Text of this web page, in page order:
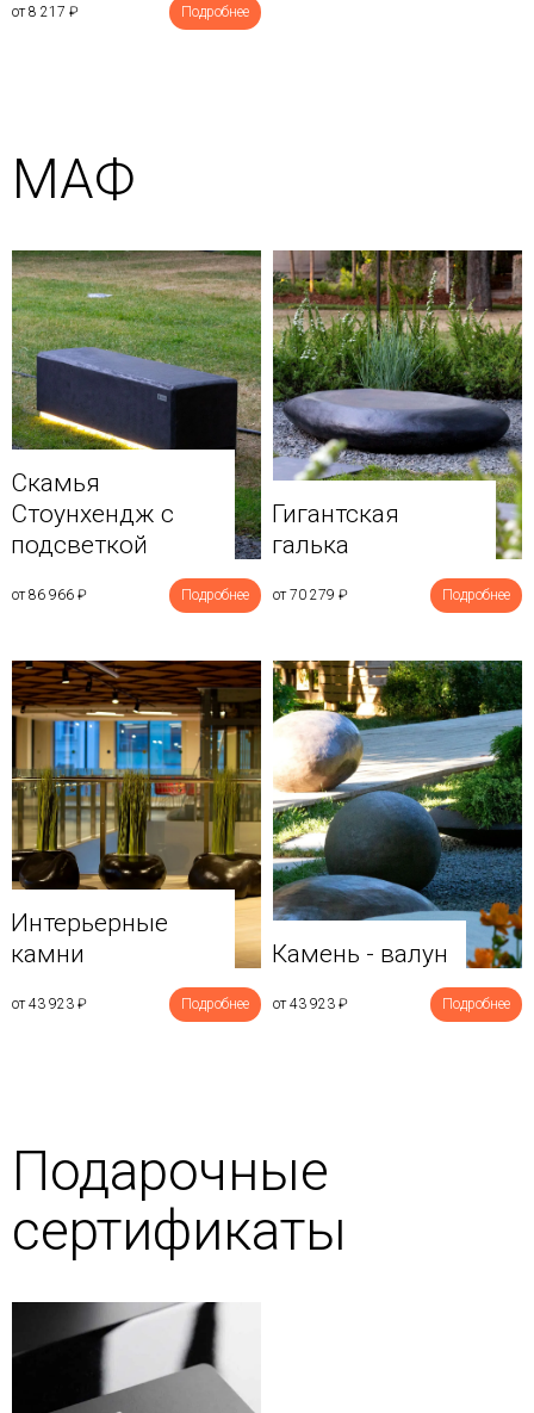
от 8 217 ₽ Подробнее
МАФ
Скамья
Стоунхендж с
подсветкой
от 86 966 ₽ Подробнее
Гигантская
галька
от 70 279 ₽ Подробнее
Интерьерные
камни
от 43 923 ₽ Подробнее
Камень - валун
от 43 923 ₽ Подробнее
Подарочные
сертификаты